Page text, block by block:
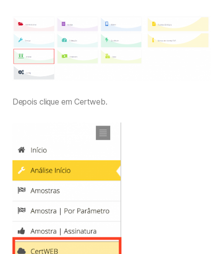
Depois clique em Certweb.